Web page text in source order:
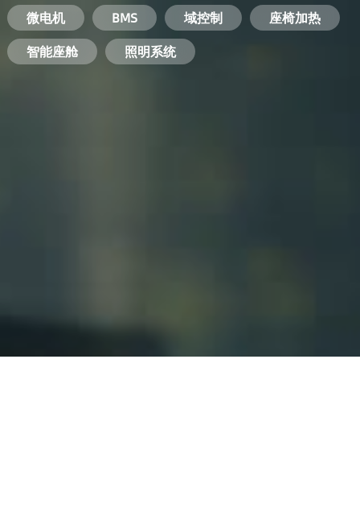
微电机 BMS 域控制
座椅加热
智能座舱
照明系统
电池管理系统
储能逆变器
工业电焊机 变频器
电机驱动
安防摄像头
开关电源 手机充电器
服务器电源
PC电源
电脑 手机 基站 机顶盒
智能农业 智能医疗
智能交通
智能家居